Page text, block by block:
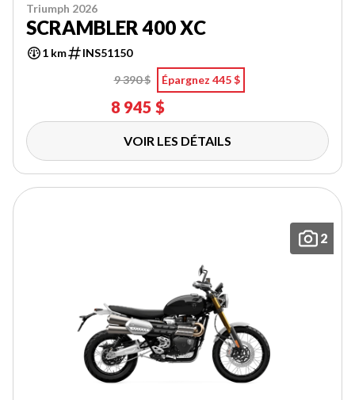
Triumph 2026
SCRAMBLER 400 XC
1 km
INS51150
9 390 $
Épargnez 445 $
8 945 $
VOIR LES DÉTAILS
2